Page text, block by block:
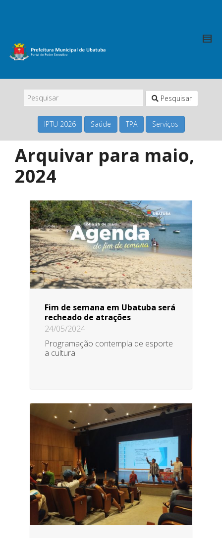
Pesquisar
IPTU 2026 Saúde TPA Serviços
Arquivar para maio,
2024
Fim de semana em Ubatuba será
recheado de atrações
24/05/2024
Programação contempla de esporte
a cultura